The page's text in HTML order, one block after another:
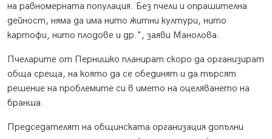
на равномерната популация. Без пчели и опрашителна
дейност, няма да има нито житни култури, нито
картофи, нито плодове и др.", заяви Манолова.
Пчеларите от Пернишко планират скоро да организират
обща среща, на която да се обединят и да търсят
решение на проблемите си в името на оцеляването на
бранша.
Председателят на общинската организация допълни